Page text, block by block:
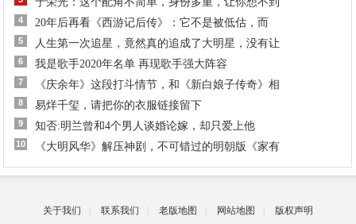
4 20年后再看《西游记后传》：它不是被低估，而
5 人生第一次追星，竟然真的追成了大明星，没有让
6 我是歌手2020年名单 再现歌手强大阵容
7 《庆余年》这段打斗情节，和《新白娘子传奇》相
8 易烊千玺，请把你的衣服链接留下
9 知否:明兰曾和4个男人谈婚论嫁，却只爱上他
10 《大明风华》解压神剧，不可错过的明朝版《家有
关于我们 联系我们 老版地图 网站地图 版权声明